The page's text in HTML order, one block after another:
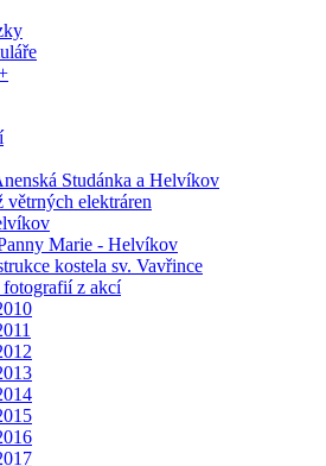
Studánka a Helvíkov
větrných elektráren
Marie - Helvíkov
kostela sv. Vavřince
z akcí